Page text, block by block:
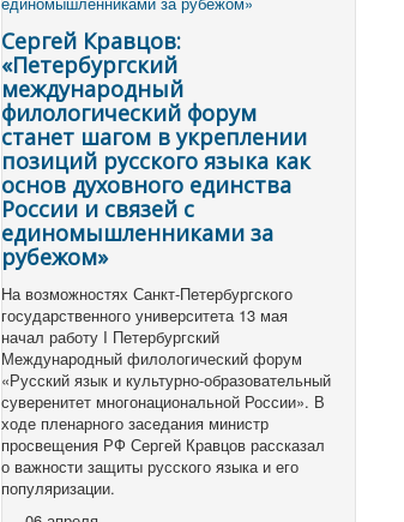
Сергей Кравцов:
«Петербургский
международный
филологический форум
станет шагом в укреплении
позиций русского языка как
основ духовного единства
России и связей с
единомышленниками за
рубежом»
На возможностях Санкт-Петербургского
государственного университета 13 мая
начал работу I Петербургский
Международный филологический форум
«Русский язык и культурно-образовательный
суверенитет многонациональной России». В
ходе пленарного заседания министр
просвещения РФ Сергей Кравцов рассказал
о важности защиты русского языка и его
популяризации.